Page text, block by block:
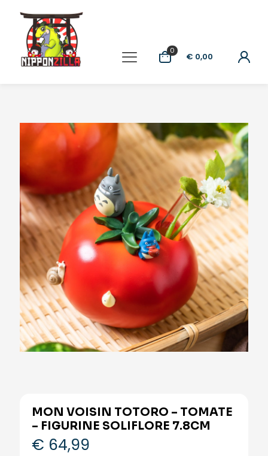
0
€ 0,00
MON VOISIN TOTORO – TOMATE
– FIGURINE SOLIFLORE 7.8CM
€ 64,99